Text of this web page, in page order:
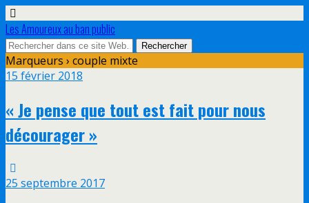
Les Amoureux au ban public
Marqueurs › couple mixte
15 février 2018
« Je pense que tout est fait pour nous
décourager »
25 septembre 2017